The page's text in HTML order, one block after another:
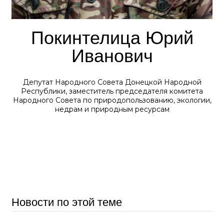
Покинтелица Юрий
Иванович
Депутат Народного Совета Донецкой Народной
Республики, заместитель председателя комитета
Народного Совета по природопользованию, экологии,
недрам и природным ресурсам
Новости по этой теме